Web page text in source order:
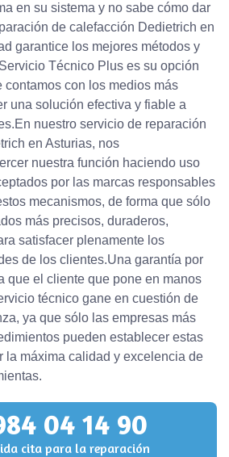
en su sistema y no sabe cómo dar
de calefacción Dedietrich en
garantice los mejores métodos y
Técnico Plus es su opción
contamos con los medios más
una solución efectiva y fiable a
nuestro servicio de reparación
en Asturias, nos
nuestra función haciendo uso
por las marcas responsables
mecanismos, de forma que sólo
más precisos, duraderos,
satisfacer plenamente los
de los clientes.Una garantía por
que el cliente que pone en manos
técnico gane en cuestión de
ya que sólo las empresas más
pueden establecer estas
la máxima calidad y excelencia de
04 14 90
cita para la reparación